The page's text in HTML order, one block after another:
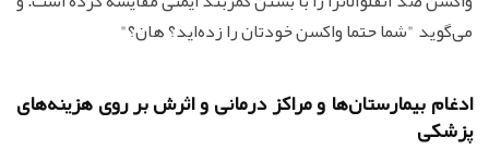
می‌گوید "شما حتما واکسن خودتان را زده‌اید؟ هان؟"
ادغام بیمارستان‌ها و مراکز درمانی و اثرش بر روی هزینه‌های
پزشکی